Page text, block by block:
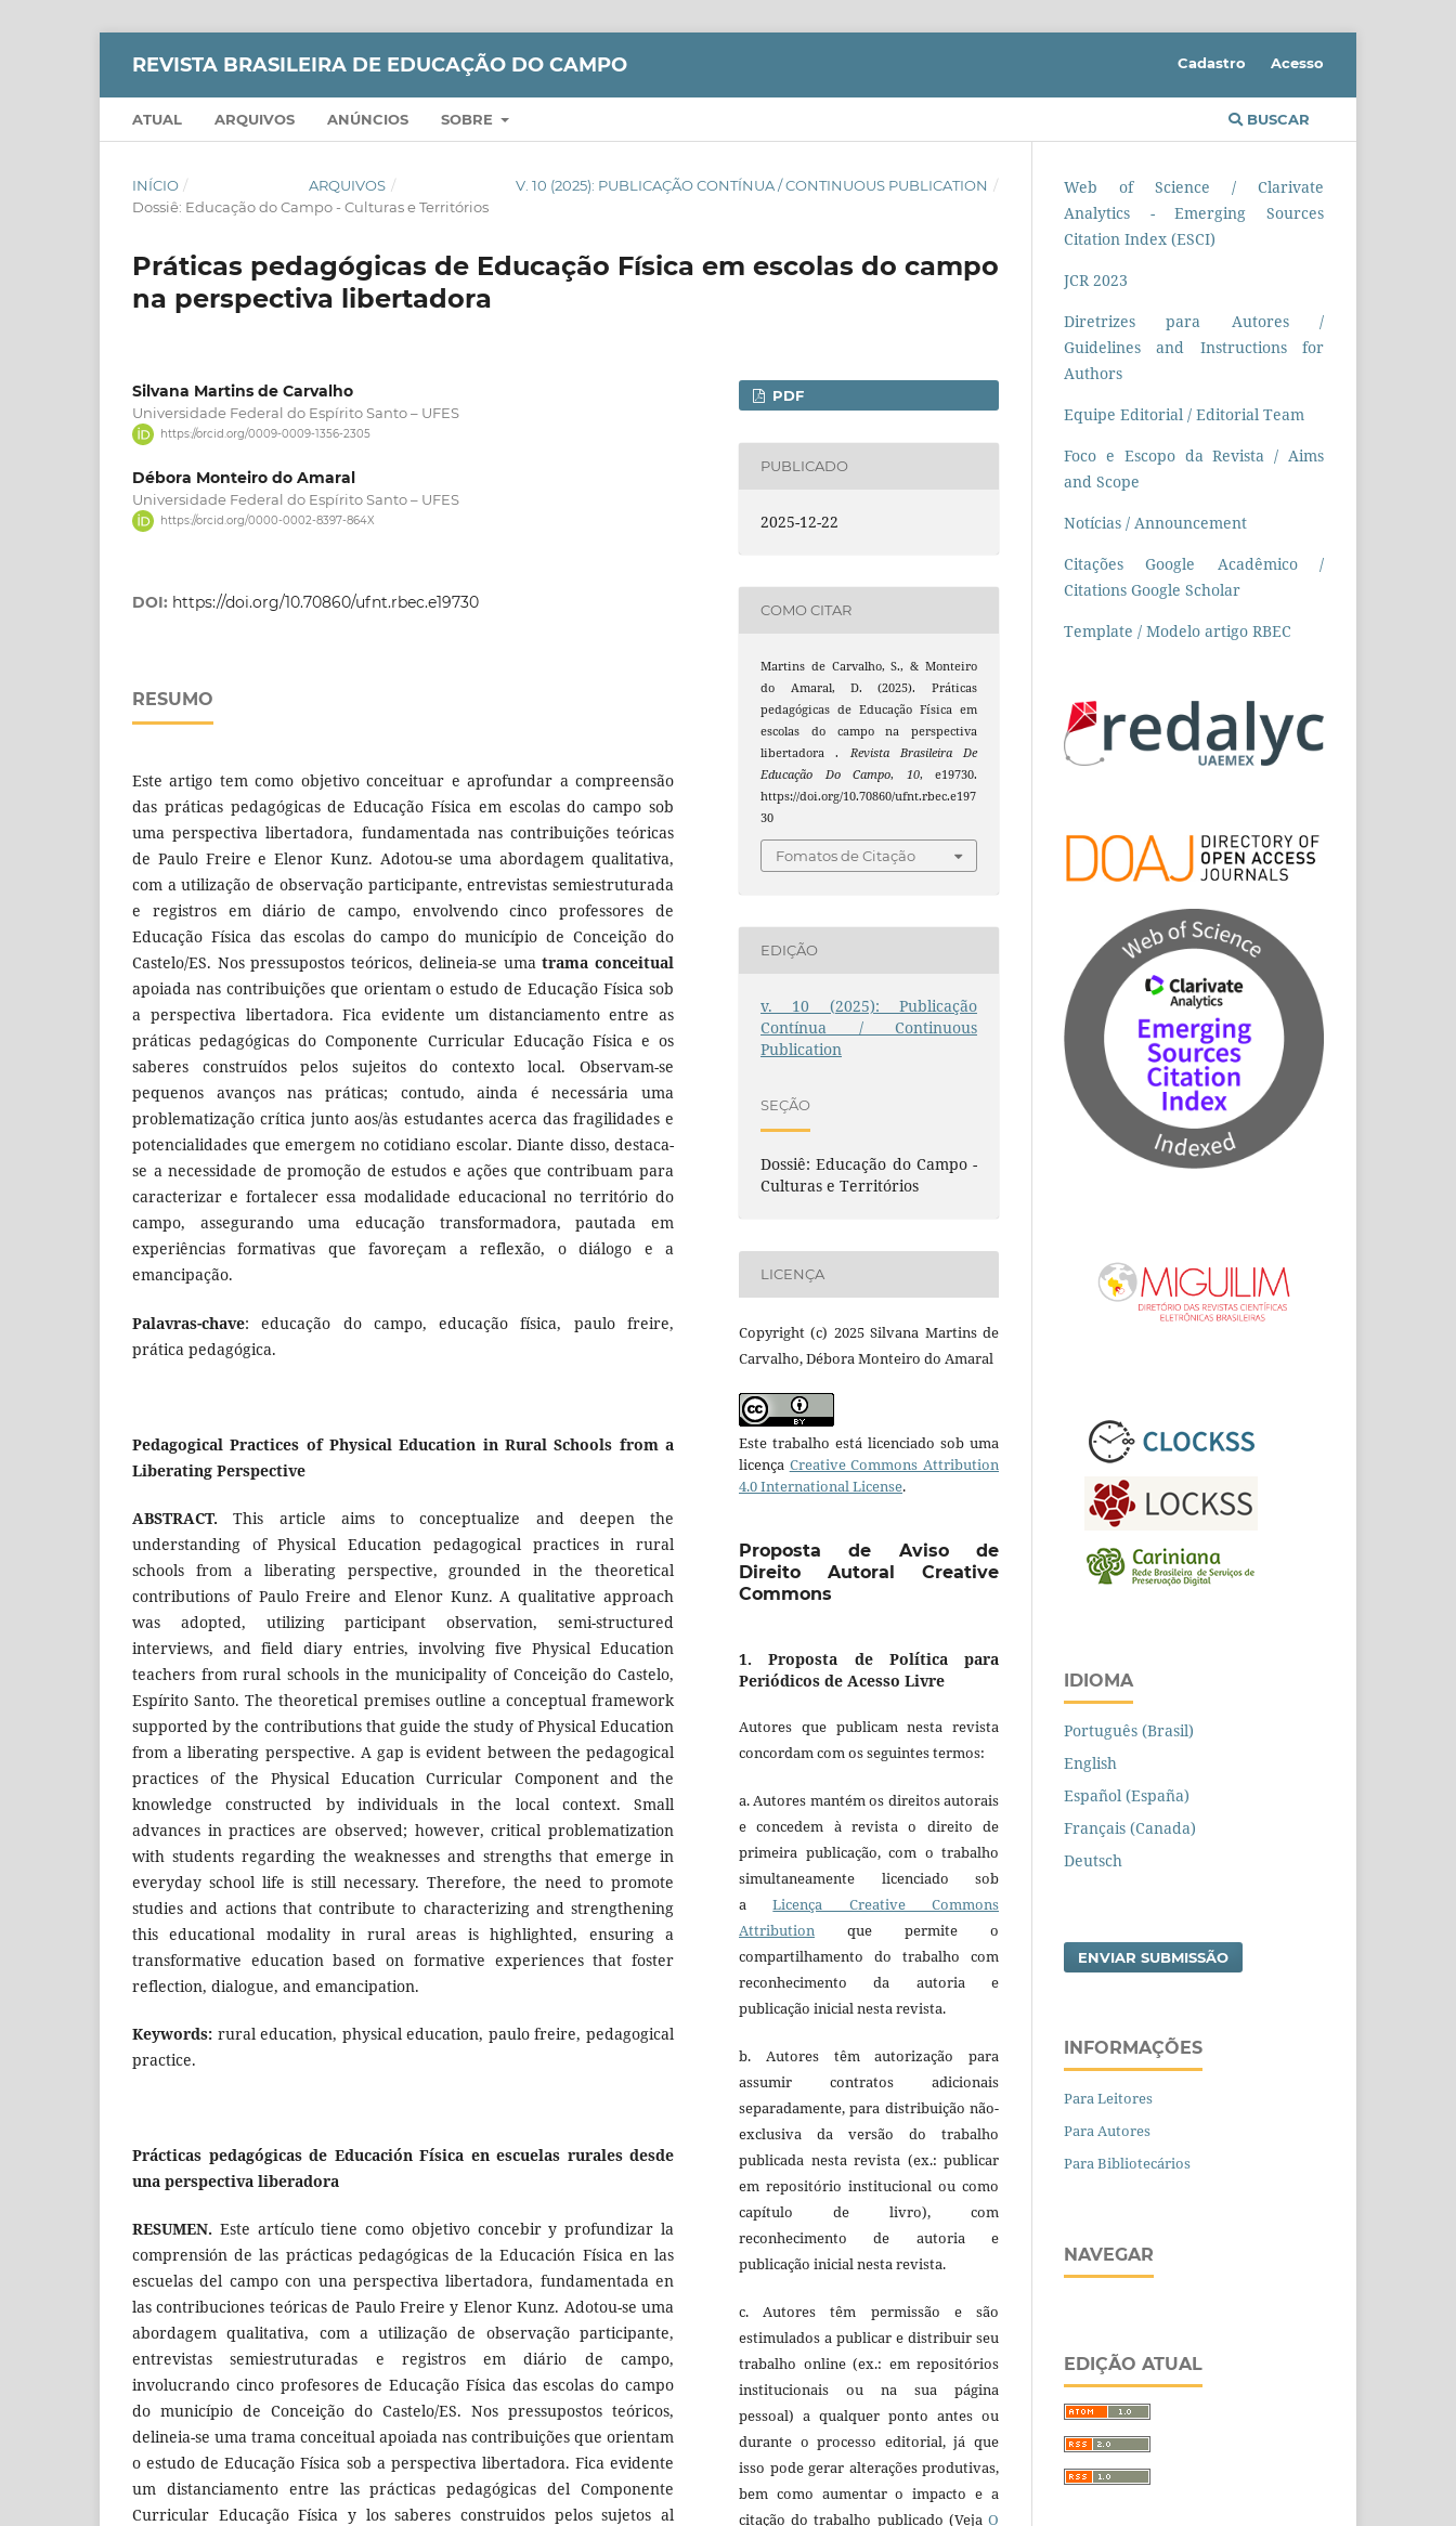
REVISTA BRASILEIRA DE EDUCAÇÃO DO CAMPO
ATUAL ARQUIVOS ANÚNCIOS SOBRE BUSCAR
Cadastro Acesso
INÍCIO / ARQUIVOS / V. 10 (2025): PUBLICAÇÃO CONTÍNUA / CONTINUOUS PUBLICATION /
Dossiê: Educação do Campo - Culturas e Territórios
Práticas pedagógicas de Educação Física em escolas do campo
na perspectiva libertadora
Silvana Martins de Carvalho
Universidade Federal do Espírito Santo – UFES
https://orcid.org/0009-0009-1356-2305
Débora Monteiro do Amaral
Universidade Federal do Espírito Santo – UFES
https://orcid.org/0000-0002-8397-864X
DOI: https://doi.org/10.70860/ufnt.rbec.e19730
RESUMO
Este artigo tem como objetivo conceituar e aprofundar a compreensão
das práticas pedagógicas de Educação Física em escolas do campo sob
uma perspectiva libertadora, fundamentada nas contribuições teóricas
de Paulo Freire e Elenor Kunz. Adotou-se uma abordagem qualitativa,
com a utilização de observação participante, entrevistas semiestruturada
e registros em diário de campo, envolvendo cinco professores de
Educação Física das escolas do campo do município de Conceição do
Castelo/ES. Nos pressupostos teóricos, delineia-se umatrama conceitual
apoiada nas contribuições que orientam o estudo de Educação Física sob
a perspectiva libertadora. Fica evidente um distanciamento entre as
práticas pedagógicas do Componente Curricular Educação Física e os
saberes construídos pelos sujeitos do contexto local. Observam-se
pequenos avanços nas práticas; contudo, ainda é necessária uma
problematização crítica junto aos/às estudantes acerca das fragilidades e
potencialidades que emergem no cotidiano escolar. Diante disso, destaca-
se a necessidade de promoção de estudos e ações que contribuam para
caracterizar e fortalecer essa modalidade educacional no território do
campo, assegurando uma educação transformadora, pautada em
experiências formativas que favoreçam a reflexão, o diálogo e a
emancipação.
Palavras-chave: educação do campo, educação física, paulo freire,
prática pedagógica.
Pedagogical Practices of Physical Education in Rural Schools from a
Liberating Perspective
ABSTRACT.This article aims to conceptualize and deepen the
understanding of Physical Education pedagogical practices in rural
schools from a liberating perspective, grounded in the theoretical
contributions of Paulo Freire and Elenor Kunz. A qualitative approach
was adopted, utilizing participant observation, semi-structured
interviews, and field diary entries, involving five Physical Education
teachers from rural schools in the municipality of Conceição do Castelo,
Espírito Santo. The theoretical premises outline a conceptual framework
supported by the contributions that guide the study of Physical Education
from a liberating perspective. A gap is evident between the pedagogical
practices of the Physical Education Curricular Component and the
knowledge constructed by individuals in the local context. Small
advances in practices are observed; however, critical problematization
with students regarding the weaknesses and strengths that emerge in
everyday school life is still necessary. Therefore, the need to promote
studies and actions that contribute to characterizing and strengthening
this educational modality in rural areas is highlighted, ensuring a
transformative education based on formative experiences that foster
reflection, dialogue, and emancipation.
Keywords: rural education, physical education, paulo freire, pedagogical
practice.
Prácticas pedagógicas de Educación Física en escuelas rurales desde
una perspectiva liberadora
RESUMEN. Este artículo tiene como objetivo concebir y profundizar la
comprensión de las prácticas pedagógicas de la Educación Física en las
escuelas del campo con una perspectiva libertadora, fundamentada en
las contribuciones teóricas de Paulo Freire y Elenor Kunz. Adotou-se uma
abordagem qualitativa, com a utilização de observação participante,
entrevistas semiestruturadas e registros em diário de campo,
involucrando cinco profesores de Educação Física das escolas do campo
do município de Conceição do Castelo/ES. Nos pressupostos teóricos,
delineia-se uma trama conceitual apoiada nas contribuições que orientam
o estudo de Educação Física sob a perspectiva libertadora. Fica evidente
um distanciamento entre las prácticas pedagógicas del Componente
Curricular Educação Física y los saberes construidos pelos sujetos al
PDF
PUBLICADO
2025-12-22
COMO CITAR
Martins de Carvalho, S., & Monteiro
do Amaral, D. (2025). Práticas
pedagógicas de Educação Física em
escolas do campo na perspectiva
libertadora . Revista Brasileira De
Educação Do Campo, 10, e19730.
https://doi.org/10.70860/ufnt.rbec.e197
30
Fomatos de Citação
EDIÇÃO
v. 10 (2025): Publicação
Contínua / Continuous
Publication
SEÇÃO
Dossiê: Educação do Campo -
Culturas e Territórios
LICENÇA
Copyright (c) 2025 Silvana Martins de
Carvalho, Débora Monteiro do Amaral
Este trabalho está licenciado sob uma
licença Creative Commons Attribution
4.0 International License.
Proposta de Aviso de
Direito Autoral Creative
Commons
1. Proposta de Política para
Periódicos de Acesso Livre
Autores que publicam nesta revista
concordam com os seguintes termos:
a. Autores mantém os direitos autorais
e concedem à revista o direito de
primeira publicação, com o trabalho
simultaneamente licenciado sob
aLicença Creative Commons
Attribution que permite o
compartilhamento do trabalho com
reconhecimento da autoria e
publicação inicial nesta revista.
b. Autores têm autorização para
assumir contratos adicionais
separadamente, para distribuição não-
exclusiva da versão do trabalho
publicada nesta revista (ex.: publicar
em repositório institucional ou como
capítulo de livro), com
reconhecimento de autoria e
publicação inicial nesta revista.
c. Autores têm permissão e são
estimulados a publicar e distribuir seu
trabalho online (ex.: em repositórios
institucionais ou na sua página
pessoal) a qualquer ponto antes ou
durante o processo editorial, já que
isso pode gerar alterações produtivas,
bem como aumentar o impacto e a
citação do trabalho publicado (Veja O
Web of Science / Clarivate
Analytics - Emerging Sources
Citation Index (ESCI)
JCR 2023
Diretrizes para Autores /
Guidelines and Instructions for
Authors
Equipe Editorial / Editorial Team
Foco e Escopo da Revista / Aims
and Scope
Notícias / Announcement
Citações Google Acadêmico /
Citations Google Scholar
Template / Modelo artigo RBEC
IDIOMA
Português (Brasil)
English
Español (España)
Français (Canada)
Deutsch
ENVIAR SUBMISSÃO
INFORMAÇÕES
Para Leitores
Para Autores
Para Bibliotecários
NAVEGAR
EDIÇÃO ATUAL